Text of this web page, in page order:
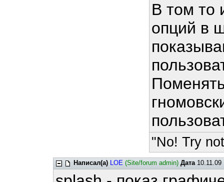
В том то
опций в
"No! Try
Написал(а) LOE (Site/forum admin) Дата10.11.09